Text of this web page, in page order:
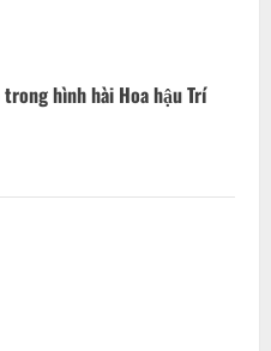
hình hài Hoa hậu Trí